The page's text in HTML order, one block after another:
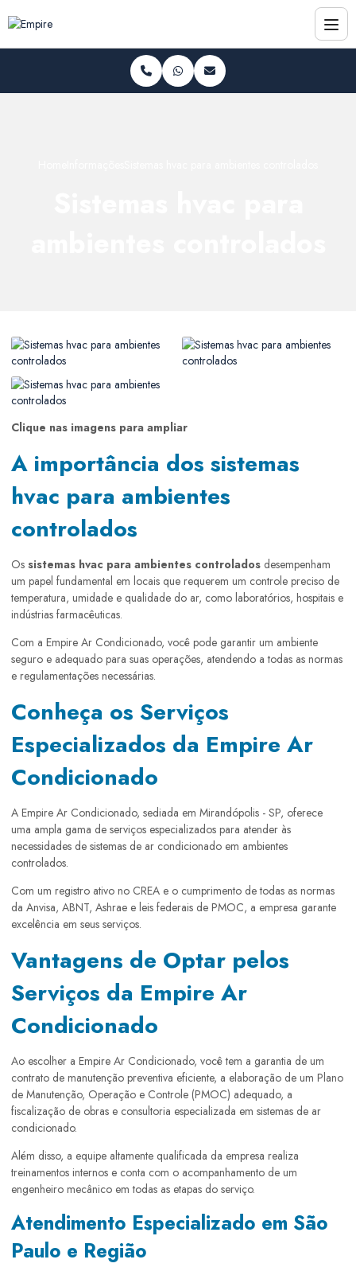
Clique nas imagens para ampliar
A importância dos sistemas
hvac para ambientes
controlados
Os sistemas hvac para ambientes controlados desempenham
um papel fundamental em locais que requerem um controle preciso de
temperatura, umidade e qualidade do ar, como laboratórios, hospitais e
indústrias farmacêuticas.
Com a Empire Ar Condicionado, você pode garantir um ambiente
seguro e adequado para suas operações, atendendo a todas as normas
e regulamentações necessárias.
Conheça os Serviços
Especializados da Empire Ar
Condicionado
A Empire Ar Condicionado, sediada em Mirandópolis - SP, oferece
uma ampla gama de serviços especializados para atender às
necessidades de sistemas de ar condicionado em ambientes
controlados.
Com um registro ativo no CREA e o cumprimento de todas as normas
da Anvisa, ABNT, Ashrae e leis federais de PMOC, a empresa garante
excelência em seus serviços.
Vantagens de Optar pelos
Serviços da Empire Ar
Condicionado
Ao escolher a Empire Ar Condicionado, você tem a garantia de um
contrato de manutenção preventiva eficiente, a elaboração de um Plano
de Manutenção, Operação e Controle (PMOC) adequado, a
fiscalização de obras e consultoria especializada em sistemas de ar
condicionado.
Além disso, a equipe altamente qualificada da empresa realiza
treinamentos internos e conta com o acompanhamento de um
engenheiro mecânico em todas as etapas do serviço.
Atendimento Especializado em São
Paulo e Região